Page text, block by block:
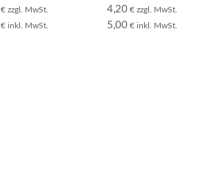
€ zzgl. MwSt.
€ inkl. MwSt.
4,20€ zzgl. MwSt.
5,00€ inkl. MwSt.